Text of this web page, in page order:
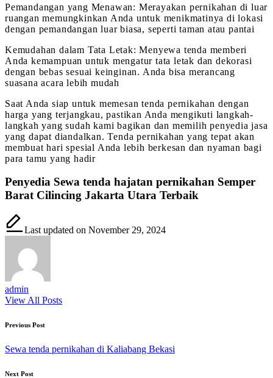
Pemandangan yang Menawan: Merayakan pernikahan di luar
ruangan memungkinkan Anda untuk menikmatinya di lokasi
dengan pemandangan luar biasa, seperti taman atau pantai
Kemudahan dalam Tata Letak: Menyewa tenda memberi
Anda kemampuan untuk mengatur tata letak dan dekorasi
dengan bebas sesuai keinginan. Anda bisa merancang
suasana acara lebih mudah
Saat Anda siap untuk memesan tenda pernikahan dengan
harga yang terjangkau, pastikan Anda mengikuti langkah-
langkah yang sudah kami bagikan dan memilih penyedia jasa
yang dapat diandalkan. Tenda pernikahan yang tepat akan
membuat hari spesial Anda lebih berkesan dan nyaman bagi
para tamu yang hadir
Penyedia Sewa tenda hajatan pernikahan Semper
Barat Cilincing Jakarta Utara Terbaik
Last updated on November 29, 2024
admin
View All Posts
Post
navigation
Previous Post
Sewa tenda pernikahan di Kaliabang Bekasi
Next Post